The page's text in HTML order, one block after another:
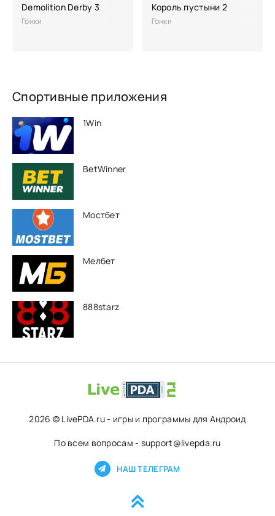
Demolition Derby 3
Гонки
Король пустыни 2
Гонки
Спортивные приложения
1Win
BetWinner
Мостбет
Мелбет
888starz
2026 © LivePDA.ru - игры и программы для Андроид
По всем вопросам - support@livepda.ru
НАШ ТЕЛЕГРАМ